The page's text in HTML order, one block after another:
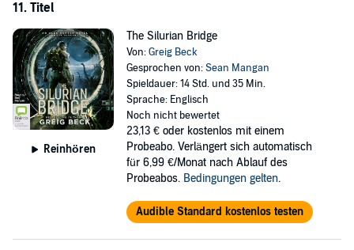
11. Titel
Reinhören
The Silurian Bridge
Von:Greig Beck
Gesprochen von:Sean Mangan
Spieldauer: 14 Std. und 35 Min.
Sprache: Englisch
Noch nicht bewertet
23,13 € oder kostenlos mit einem
Probeabo. Verlängert sich automatisch
für 6,99 €/Monat nach Ablauf des
Probeabos. Bedingungen gelten.
Audible Standard kostenlos testen